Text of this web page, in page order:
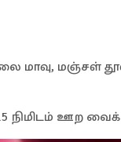
மாவு, மஞ்சள்
15 நிமிடம் ஊற